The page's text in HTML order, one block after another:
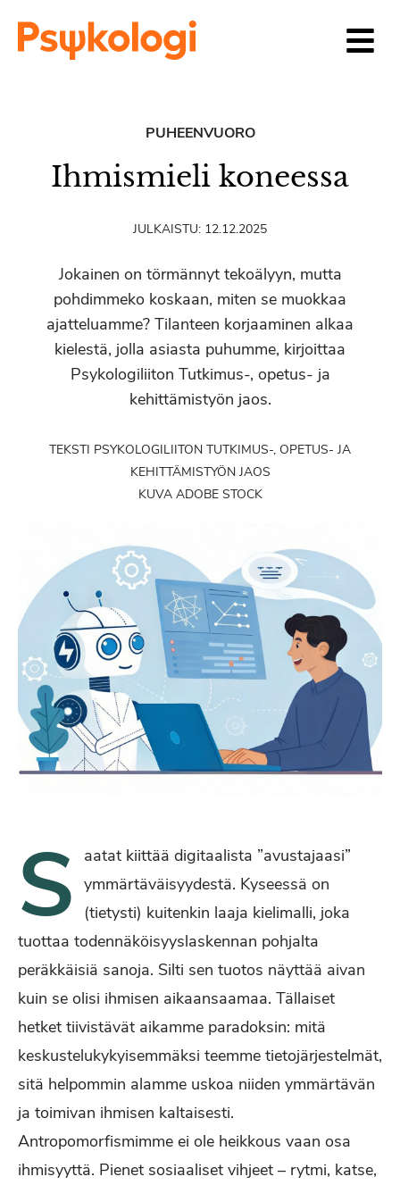
PUHEENVUORO
Ihmismieli koneessa
JULKAISTU: 12.12.2025
Jokainen on törmännyt tekoälyyn, mutta
pohdimmeko koskaan, miten se muokkaa
ajatteluamme? Tilanteen korjaaminen alkaa
kielestä, jolla asiasta puhumme, kirjoittaa
Psykologiliiton Tutkimus-, opetus- ja
kehittämistyön jaos.
TEKSTI PSYKOLOGILIITON TUTKIMUS-, OPETUS- JA
KEHITTÄMISTYÖN JAOS
KUVA ADOBE STOCK
S
aatat kiittää digitaalista ”avustajaasi”
ymmärtäväisyydestä. Kyseessä on
(tietysti) kuitenkin laaja kielimalli, joka
tuottaa todennäköisyyslaskennan pohjalta
peräkkäisiä sanoja. Silti sen tuotos näyttää aivan
kuin se olisi ihmisen aikaansaamaa. Tällaiset
hetket tiivistävät aikamme paradoksin: mitä
keskustelukykyisemmäksi teemme tietojärjestelmät,
sitä helpommin alamme uskoa niiden ymmärtävän
ja toimivan ihmisen kaltaisesti.
Antropomorfismimme ei ole heikkous vaan osa
ihmisyyttä. Pienet sosiaaliset vihjeet – rytmi, katse,